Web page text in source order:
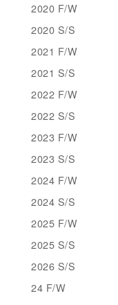
2020 F/W
2020 S/S
2021 F/W
2021 S/S
2022 F/W
2022 S/S
2023 F/W
2023 S/S
2024 F/W
2024 S/S
2025 F/W
2025 S/S
2026 S/S
24 F/W